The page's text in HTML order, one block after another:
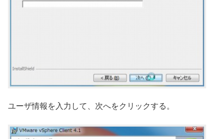
ユーザ情報を入力して、次へをクリックする。